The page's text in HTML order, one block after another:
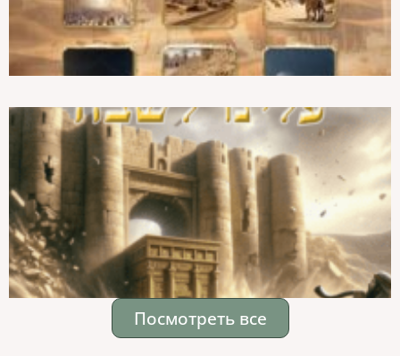
Посмотреть все